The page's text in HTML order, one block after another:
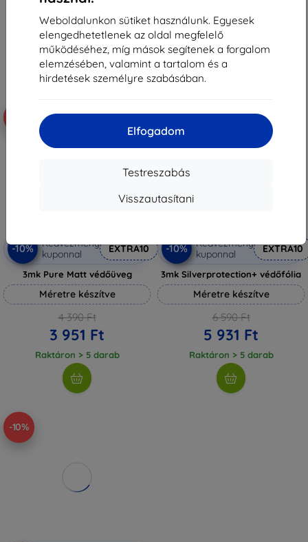
Weboldalunkon sütiket használunk. Egyesek
elengedhetetlenek az oldal megfelelő
működéséhez, míg mások segítenek a forgalom
elemzésében, valamint a tartalom és a
hirdetések személyre szabásában.
Elfogadom
Testreszabás
Visszautasítani
3 230 Ft
Raktáron 2 darab 5 301 Ft
Raktáron > 5 darab
-10%
Kedvezmény
kuponnal
EXTRA10
3mk Pure Matt védőüveg
Méretre készítve
4 390 Ft
3 951 Ft
Raktáron > 5 darab
-10%
-10%
Kedvezmény
kuponnal
EXTRA10
3mk Silverprotection+ védőfólia
Méretre készítve
6 590 Ft
5 931 Ft
Raktáron > 5 darab
-10%